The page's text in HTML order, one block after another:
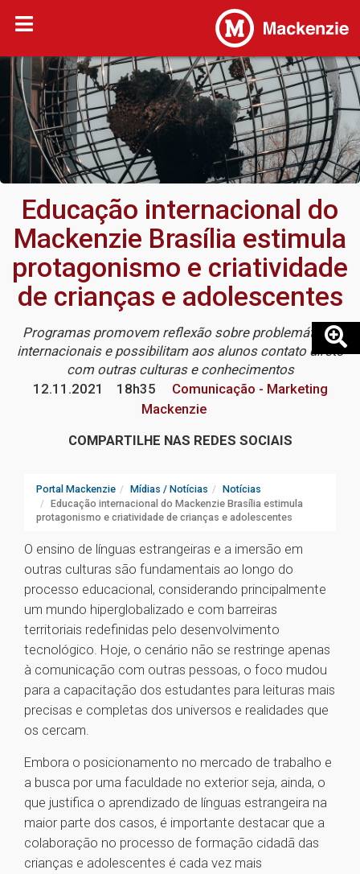
Educação internacional do
Mackenzie Brasília estimula
protagonismo e criatividade
de crianças e adolescentes
Programas promovem reflexão sobre problemáticas
internacionais e possibilitam aos alunos contato direto
com outras culturas e conhecimentos
12.11.2021
18h35
Comunicação - Marketing
Mackenzie
COMPARTILHE NAS REDES SOCIAIS
Portal Mackenzie Mídias / Notícias
Notícias
Educação internacional do Mackenzie Brasília estimula
protagonismo e criatividade de crianças e adolescentes
O ensino de línguas estrangeiras e a imersão em
outras culturas são fundamentais ao longo do
processo educacional, considerando principalmente
um mundo hiperglobalizado e com barreiras
territoriais redefinidas pelo desenvolvimento
tecnológico. Hoje, o cenário não se restringe apenas
à comunicação com outras pessoas, o foco mudou
para a capacitação dos estudantes para leituras mais
precisas e completas dos universos e realidades que
os cercam.
Embora o posicionamento no mercado de trabalho e
a busca por uma faculdade no exterior seja, ainda, o
que justifica o aprendizado de línguas estrangeira na
maior parte dos casos, é importante destacar que a
colaboração no processo de formação cidadã das
crianças e adolescentes é cada vez mais